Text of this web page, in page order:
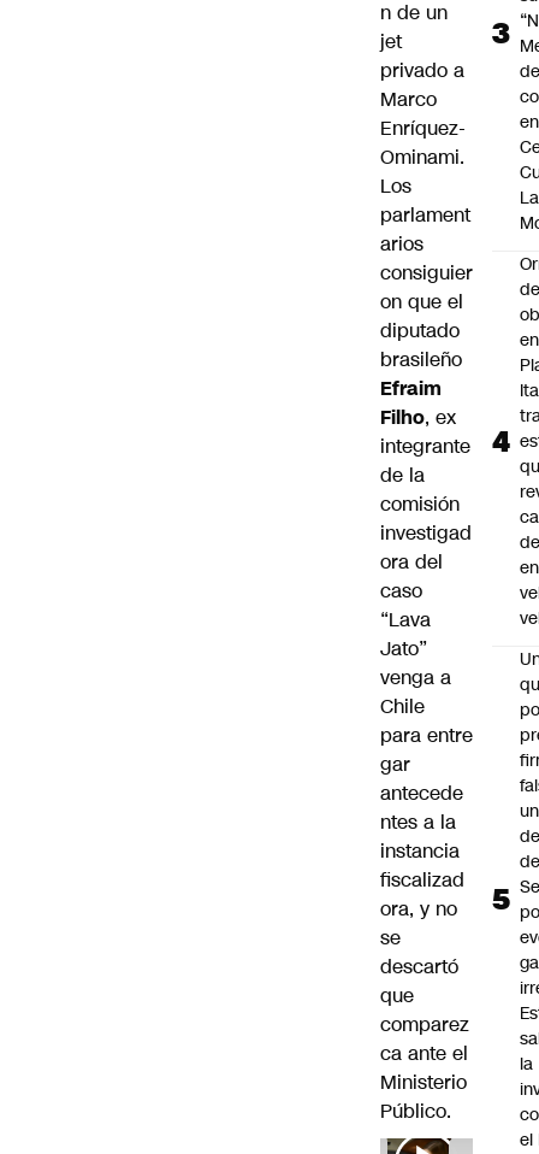
n de un
jet
privado a
Marco
Enríquez-
Ominami.
Los
parlament
arios
consiguier
on que el
diputado
brasileño
Efraim
Filho, ex
integrante
de la
comisión
investigad
ora del
caso
“Lava
Jato”
venga a
Chile
para entre
gar
antecede
ntes a la
instancia
fiscalizad
ora, y no
se
descartó
que
comparez
ca ante el
Ministerio
Público.
La
en
en
la
el